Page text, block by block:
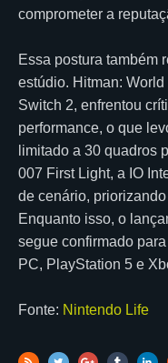
comprometer a
Essa postura também
estúdio. Hitman:
Switch 2, enfrentou
performance, o que
limitado a 30 quadros
007 First Light, a IO
de cenário,
Enquanto isso, o
segue confirmado
PC, PlayStation 5 e
Fonte: Nintendo Life